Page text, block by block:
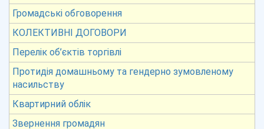
Громадські обговорення
КОЛЕКТИВНІ ДОГОВОРИ
Перелік об’єктів торгівлі
Протидія домашньому та гендерно зумовленому
насильству
Квартирний облік
Звернення громадян